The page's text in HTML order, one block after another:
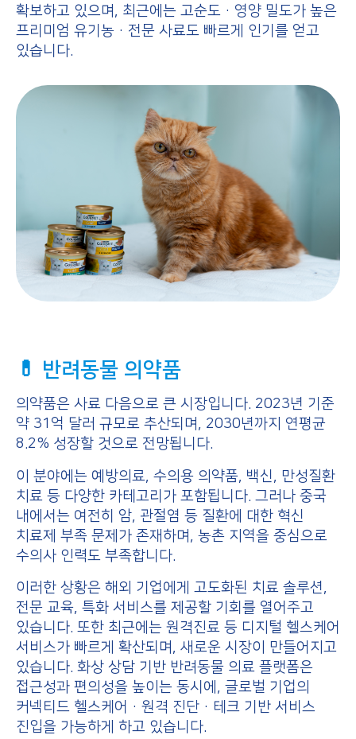
확보하고 있으며, 최근에는 고순도·영양 밀도가 높은
프리미엄 유기농·전문 사료도 빠르게 인기를 얻고
있습니다.
💊 반려동물 의약품
의약품은 사료 다음으로 큰 시장입니다. 2023년 기준
약 31억 달러 규모로 추산되며, 2030년까지 연평균
8.2% 성장할 것으로 전망됩니다.
이 분야에는 예방의료, 수의용 의약품, 백신, 만성질환
치료 등 다양한 카테고리가 포함됩니다. 그러나 중국
내에서는 여전히 암, 관절염 등 질환에 대한 혁신
치료제 부족 문제가 존재하며, 농촌 지역을 중심으로
수의사 인력도 부족합니다.
이러한 상황은 해외 기업에게 고도화된 치료 솔루션,
전문 교육, 특화 서비스를 제공할 기회를 열어주고
있습니다. 또한 최근에는 원격진료 등 디지털 헬스케어
서비스가 빠르게 확산되며, 새로운 시장이 만들어지고
있습니다. 화상 상담 기반 반려동물 의료 플랫폼은
접근성과 편의성을 높이는 동시에, 글로벌 기업의
커넥티드 헬스케어·원격 진단·테크 기반 서비스
진입을 가능하게 하고 있습니다.